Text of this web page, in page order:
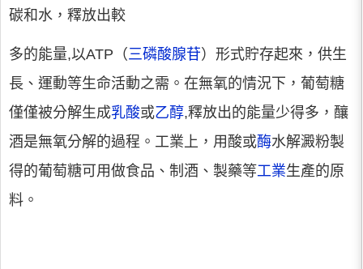
碳和水，釋放出較
多的能量,以ATP（三磷酸腺苷）形式貯存起來，供生
長、運動等生命活動之需。在無氧的情況下，葡萄糖
僅僅被分解生成乳酸或乙醇,釋放出的能量少得多，釀
酒是無氧分解的過程。工業上，用酸或酶水解澱粉製
得的葡萄糖可用做食品、制酒、製藥等工業生產的原
料。